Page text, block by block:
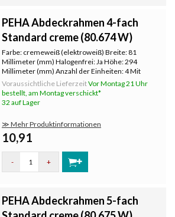
PEHA Abdeckrahmen 4-fach
Standard creme (80.674 W)
Farbe: cremeweiß (elektroweiß) Breite: 81
Millimeter (mm) Halogenfrei: Ja Höhe: 294
Millimeter (mm) Anzahl der Einheiten: 4 Mit
Klappdeckel: Nein Oberflächenschutz:
unbehandelt Textfeld/Beschriftungsfläche: Nein
Werkstoffgüte: Duroplast Werkstoff:
Voraussichtliche LieferzeitVor Montag 21 Uhr
bestellt, am Montag verschickt*
32 auf Lager
≫ Mehr Produktinformationen
10,91
- +
PEHA Abdeckrahmen 5-fach